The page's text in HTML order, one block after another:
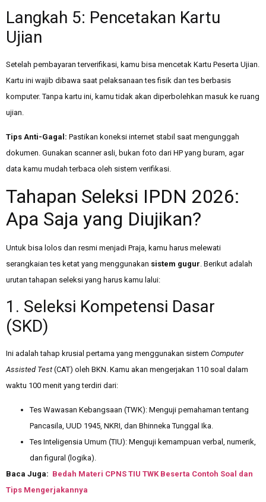
Langkah 5: Pencetakan Kartu
Ujian
Setelah pembayaran terverifikasi, kamu bisa mencetak Kartu Peserta Ujian.
Kartu ini wajib dibawa saat pelaksanaan tes fisik dan tes berbasis
komputer. Tanpa kartu ini, kamu tidak akan diperbolehkan masuk ke ruang
ujian.
Tips Anti-Gagal: Pastikan koneksi internet stabil saat mengunggah
dokumen. Gunakan scanner asli, bukan foto dari HP yang buram, agar
data kamu mudah terbaca oleh sistem verifikasi.
Tahapan Seleksi IPDN 2026:
Apa Saja yang Diujikan?
Untuk bisa lolos dan resmi menjadi Praja, kamu harus melewati
serangkaian tes ketat yang menggunakan sistem gugur. Berikut adalah
urutan tahapan seleksi yang harus kamu lalui:
1. Seleksi Kompetensi Dasar
(SKD)
Ini adalah tahap krusial pertama yang menggunakan sistem Computer
Assisted Test(CAT) oleh BKN. Kamu akan mengerjakan 110 soal dalam
waktu 100 menit yang terdiri dari:
Tes Wawasan Kebangsaan (TWK): Menguji pemahaman tentang
Pancasila, UUD 1945, NKRI, dan Bhinneka Tunggal Ika.
Tes Inteligensia Umum (TIU): Menguji kemampuan verbal, numerik,
dan figural (logika).
Baca Juga: Bedah Materi CPNS TIU TWK Beserta Contoh Soal dan
Tips Mengerjakannya